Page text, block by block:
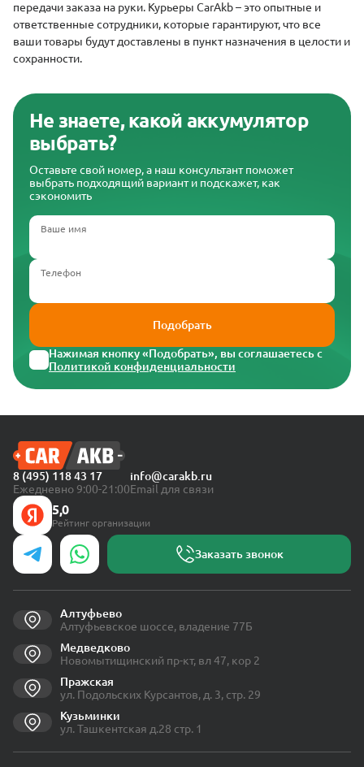
передачи заказа на руки. Курьеры CarAkb – это опытные и
ответственные сотрудники, которые гарантируют, что все
ваши товары будут доставлены в пункт назначения в целости и
сохранности.
Не знаете, какой аккумулятор
выбрать?
Оставьте свой номер, а наш консультант поможет
выбрать подходящий вариант и подскажет, как
сэкономить
Ваше имя
Телефон
Подобрать
Нажимая кнопку «Подобрать», вы соглашаетесь с
Политикой конфиденциальности
8 (495) 118 43 17
Ежедневно 9:00-21:00
info@carakb.ru
Email для связи
5,0
Рейтинг организации
Заказать звонок
Алтуфьево
Алтуфьевское шоссе, владение 77Б
Медведково
Новомытищинский пр-кт, вл 47, кор 2
Пражская
ул. Подольских Курсантов, д. 3, стр. 29
Кузьминки
ул. Ташкентская д.28 стр. 1